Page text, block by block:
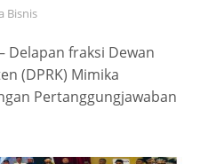
Bisnis
Delapan fraksi Dewan
(DPRK) Mimika
Pertanggungjawaban